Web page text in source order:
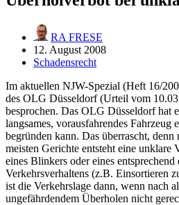
RA FRESE
12. August 2008
Schadensrecht
Im aktuellen NJW-Spezial (Heft 16/
des OLG Düsseldorf (Urteil vom
besprochen. Das OLG Düsseldorf hat
langsames, vorausfahrendes Fahrzeug
begründen kann. Das überrascht,
meisten Gerichte entsteht eine unklare
eines Blinkers oder eines entsprechend
Verkehrsverhaltens (z.B. Einsortieren
ist die Verkehrslage dann, wenn nach
ungefährdendem Überholen nicht